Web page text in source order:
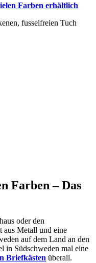
Farben erhältlich
fusselfreien Tuch
Farben – Das
oder den
aus Metall und eine
auf dem Land an den
in Südschweden mal eine
Briefkästen überall.